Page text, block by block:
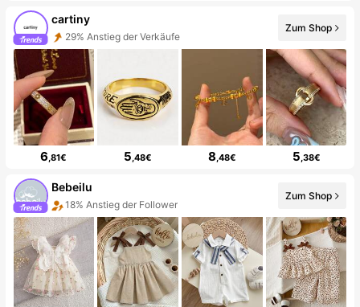
cartiny
29% Anstieg der Verkäufe
Zum Shop
6,81€ 5,48€ 8,48€ 5,38€
Bebeilu
18% Anstieg der Follower
Zum Shop